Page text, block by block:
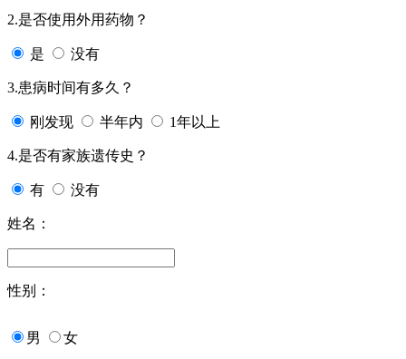
2.是否使用外用药物？
是 没有
3.患病时间有多久？
刚发现 半年内 1年以上
4.是否有家族遗传史？
有 没有
姓名：
性别：
男 女